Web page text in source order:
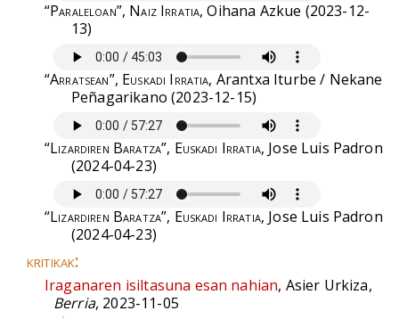
“Paraleloan”, Naiz Irratia, Oihana Azkue (2023-12-
13)
“Arratsean”, Euskadi Irratia, Arantxa Iturbe / Nekane
Peñagarikano (2023-12-15)
“Lizardiren Baratza”, Euskadi Irratia, Jose Luis Padron
(2024-04-23)
“Lizardiren Baratza”, Euskadi Irratia, Jose Luis Padron
(2024-04-23)
kritikak:
Iraganaren isiltasuna esan nahian, Asier Urkiza,
Berria, 2023-11-05